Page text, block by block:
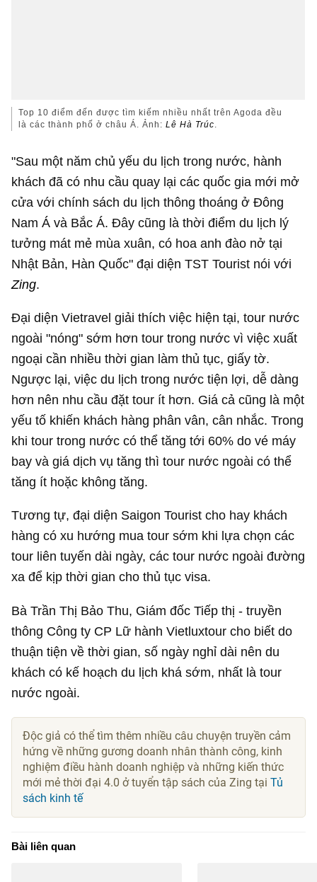
Top 10 điểm đến được tìm kiếm nhiều nhất trên Agoda đều
là các thành phố ở châu Á. Ảnh: Lê Hà Trúc
"Sau một năm chủ yếu du lịch trong nước, hành
khách đã có nhu cầu quay lại các quốc gia mới mở
cửa với chính sách du lịch thông thoáng ở Đông
Nam Á và Bắc Á. Đây cũng là thời điểm du lịch lý
tưởng mát mẻ mùa xuân, có hoa anh đào nở tại
Nhật Bản, Hàn Quốc" đại diện TST Tourist nói với
Zing.
Đại diện Vietravel giải thích việc hiện tại, tour nước
ngoài "nóng" sớm hơn tour trong nước vì việc xuất
ngoại cần nhiều thời gian làm thủ tục, giấy tờ.
Ngược lại, việc du lịch trong nước tiện lợi, dễ dàng
hơn nên nhu cầu đặt tour ít hơn. Giá cả cũng là một
yếu tố khiến khách hàng phân vân, cân nhắc. Trong
khi tour trong nước có thể tăng tới 60% do vé máy
bay và giá dịch vụ tăng thì tour nước ngoài có thể
tăng ít hoặc không tăng.
Tương tự, đại diện Saigon Tourist cho hay khách
hàng có xu hướng mua tour sớm khi lựa chọn các
tour liên tuyến dài ngày, các tour nước ngoài đường
xa để kịp thời gian cho thủ tục visa.
Bà Trần Thị Bảo Thu, Giám đốc Tiếp thị - truyền
thông Công ty CP Lữ hành Vietluxtour cho biết do
thuận tiện về thời gian, số ngày nghỉ dài nên du
khách có kế hoạch du lịch khá sớm, nhất là tour
nước ngoài.
Độc giả có thể tìm thêm nhiều câu chuyện truyền cảm
hứng về những gương doanh nhân thành công, kinh
nghiệm điều hành doanh nghiệp và những kiến thức
mới mẻ thời đại 4.0 ở tuyển tập sách của Zing tạiTủ
sách kinh tế
Bài liên quan